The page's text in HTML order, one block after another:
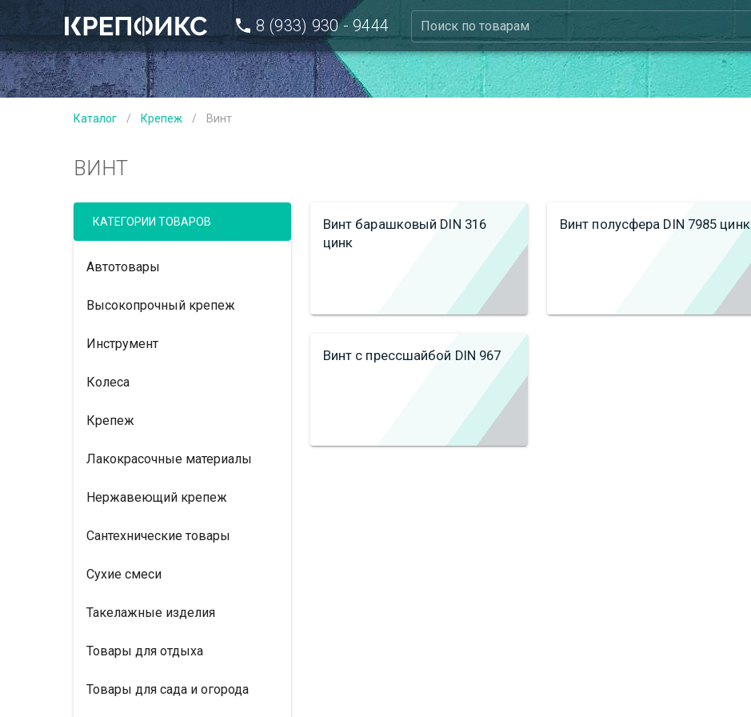
8 (933) 930 - 9444 Поиск по товарам
Каталог / Крепеж / Винт
ВИНТ
КАТЕГОРИИ ТОВАРОВ
Автотовары
Высокопрочный крепеж
Инструмент
Колеса
Крепеж
Лакокрасочные материалы
Нержавеющий крепеж
Сантехнические товары
Сухие смеси
Такелажные изделия
Товары для отдыха
Товары для сада и огорода
Винт барашковый DIN 316
цинк
Винт полусфера DIN 7985 цинк
Винт с прессшайбой DIN 967